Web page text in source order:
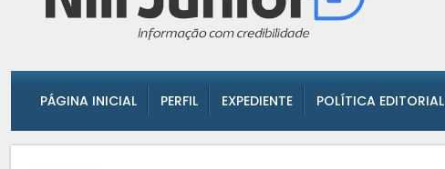
PÁGINA INICIAL PERFIL EXPEDIENTE POLÍTICA EDITORIAL